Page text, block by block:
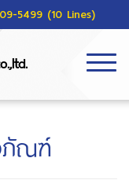
5499 (10 Lines)
ภัณฑ์